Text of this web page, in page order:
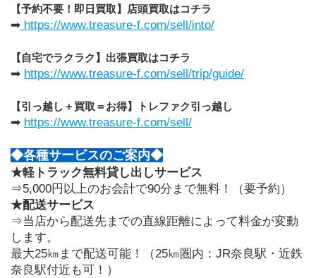
【予約不要！即日買取】店頭買取はコチラ
➡ https://www.treasure-f.com/sell/into/
【自宅でラクラク】出張買取はコチラ
➡ https://www.treasure-f.com/sell/trip/guide/
【引っ越し＋買取＝お得】トレファク引っ越し
➡ https://www.treasure-f.com/sell/
◆各種サービスのご案内◆
★軽トラック無料貸し出しサービス
⇒5,000円以上のお会計で90分まで無料！（要予約）
★配送サービス
⇒当店から配送先までの直線距離によって料金が変動
します。
最大25㎞まで配送可能！（25㎞圏内：JR奈良駅・近鉄
奈良駅付近も可！）